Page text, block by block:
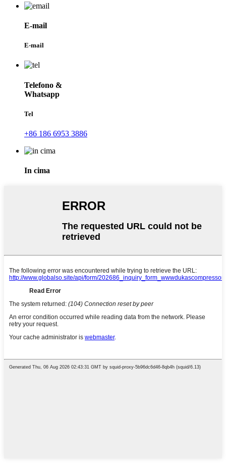
E-mail
E-mail
Telefono &
Whatsapp
Tel
+86 186 6953 3886
In cima